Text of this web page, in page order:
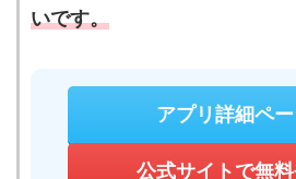
いです。
アプリ詳細ペ
公式サイトで無料